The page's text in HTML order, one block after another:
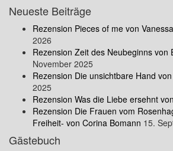
Neueste Beiträge
Rezension Pieces of me von
2026
Rezension Zeit des Neubeginns von
November 2025
Rezension Die unsichtbare Hand
2025
Rezension Was die Liebe ersehnt von
Rezension Die Frauen vom
Freiheit- von Corina Bomann 15.
Gästebuch